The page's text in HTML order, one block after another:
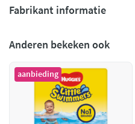
Fabrikant informatie
Anderen bekeken ook
aanbieding